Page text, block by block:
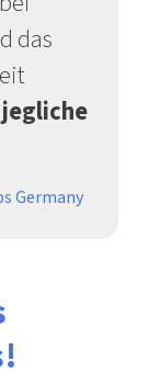
das
Germany